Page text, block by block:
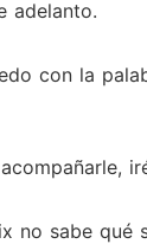
adelanto.
con la
no sabe qué